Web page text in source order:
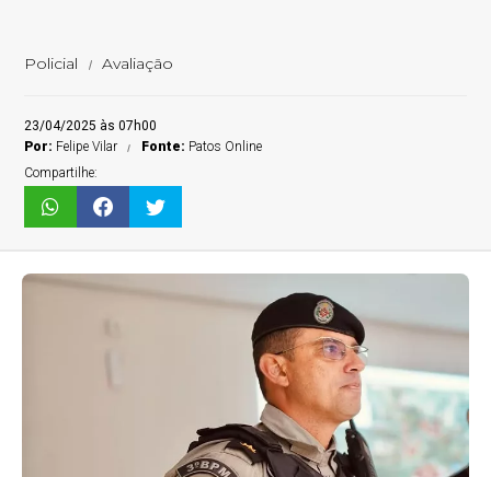
Policial Avaliação
23/04/2025 às 07h00
Por: Felipe Vilar Fonte: Patos Online
Compartilhe: